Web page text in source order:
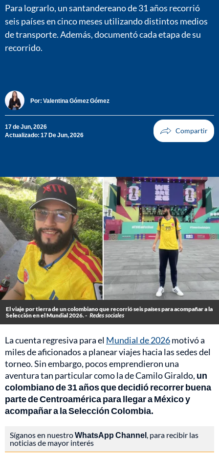
Para lograrlo, un santandereano de 31 años recorrió
seis países en cinco meses utilizando distintos medios
de transporte. Además, documentó cada etapa de su
recorrido.
Por: Valentina Gómez Gómez
17 de Jun, 2026
Actualizado: 17 De Jun, 2026
El viaje por tierra de un colombiano que recorrió seis países para acompañar a la
Selección en el Mundial 2026. - Redes sociales
La cuenta regresiva para el Mundial de 2026motivó a
miles de aficionados a planear viajes hacia las sedes del
torneo. Sin embargo, pocos emprendieron una
aventura tan particular como la de Camilo Giraldo, un
colombiano de 31 años que decidió recorrer buena
parte de Centroamérica para llegar a México y
acompañar a la Selección Colombia.
Síganos en nuestroWhatsApp Channel, para recibir las
noticias de mayor interés